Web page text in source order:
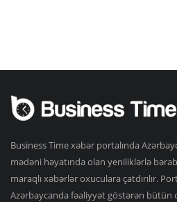
Business Time xəbər portalında
mədəni həyatında olan yeniliklərlə
maraqlı xəbərlər oxuculara çatdırılır.
Azərbaycanda fəaliyyət göstərən bütün